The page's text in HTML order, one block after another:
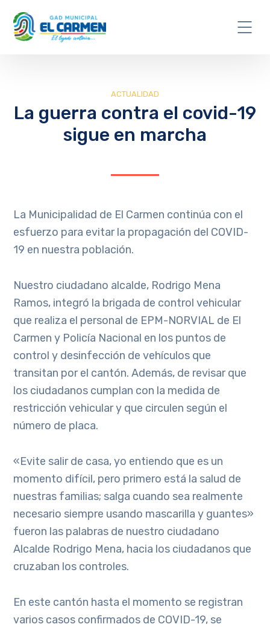
ACTUALIDAD
La guerra contra el covid-19
sigue en marcha
La Municipalidad de El Carmen continúa con el
esfuerzo para evitar la propagación del COVID-
19 en nuestra población.
Nuestro ciudadano alcalde, Rodrigo Mena
Ramos, integró la brigada de control vehicular
que realiza el personal de EPM-NORVIAL de El
Carmen y Policía Nacional en los puntos de
control y desinfección de vehículos que
transitan por el cantón. Además, de revisar que
los ciudadanos cumplan con la medida de
restricción vehicular y que circulen según el
número de placa.
«Evite salir de casa, yo entiendo que es un
momento difícil, pero primero está la salud de
nuestras familias; salga cuando sea realmente
necesario siempre usando mascarilla y guantes»
fueron las palabras de nuestro ciudadano
Alcalde Rodrigo Mena, hacia los ciudadanos que
cruzaban los controles.
En este cantón hasta el momento se registran
varios casos confirmados de COVID-19, se